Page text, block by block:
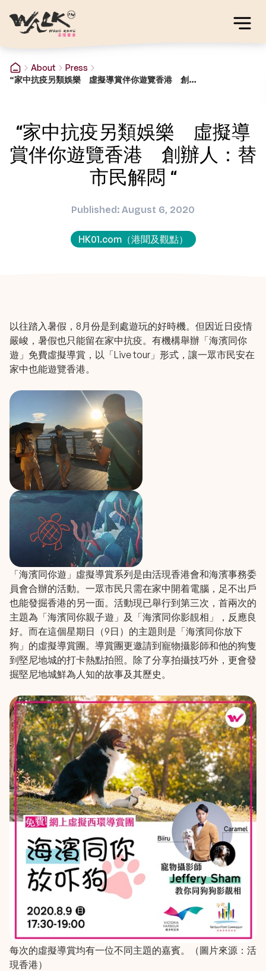
About
Press
“家中抗疫另類娛樂 虛擬導賞伴你遊覽香港 創辦人：替市民解悶 “
“家中抗疫另類娛樂 虛擬導
賞伴你遊覽香港 創辦人：替
市民解悶 “
Published: August 6, 2020
HK01.com（港聞及觀點）
以往踏入暑假，8月份是到處遊玩的好時機。但因近日疫情
嚴峻，暑假也只能留在家中抗疫。有機構舉辦「海濱同你
遊」免費虛擬導賞，以「Live tour」形式，讓一眾市民安在
家中也能遊覽香港。
「海濱同你遊」虛擬導賞系列是由活現香港會和海濱事務委
員會合辦的活動。一眾市民只需在家中開着電腦，足不出戶
也能發掘香港的另一面。活動現已舉行到第三次，首兩次的
主題為「海濱同你親子遊」及「海濱同你影靚相」，反應良
好。而在這個星期日（9日）的主題則是「海濱同你放下
狗」的虛擬導賞團。導賞團更邀請到寵物攝影師和他的狗隻
到堅尼地城的打卡熱點拍照。除了分享拍攝技巧外，更會發
掘堅尼地城鮮為人知的故事及其歷史。
每次的虛擬導賞均有一位不同主題的嘉賓。（圖片來源：活
現香港）